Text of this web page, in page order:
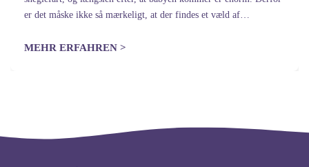
er det måske ikke så mærkeligt, at der findes et væld af
MEHR ERFAHREN >